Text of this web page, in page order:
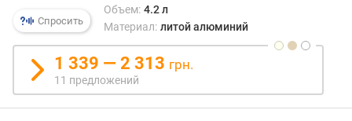
в
(
ш
т
)
к
Спросить
Объем: 4.2 л
Материал: литой алюминий
1 339 — 2 313 грн.
11 предложений